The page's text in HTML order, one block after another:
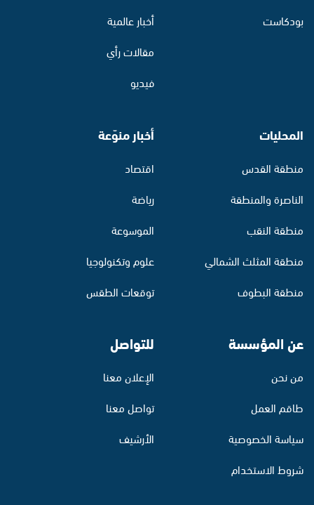
بودكاست
أخبار عالمية
مقالات رأي
فيديو
المحليات
منطقة القدس
الناصرة والمنطقة
منطقة النقب
منطقة المثلث الشمالي
منطقة البطوف
أخبار منوّعة
اقتصاد
رياضة
الموسوعة
علوم وتكنولوجيا
توقعات الطقس
عن المؤسسة
من نحن
طاقم العمل
سياسة الخصوصية
شروط الاستخدام
للتواصل
الإعلان معنا
تواصل معنا
الأرشيف